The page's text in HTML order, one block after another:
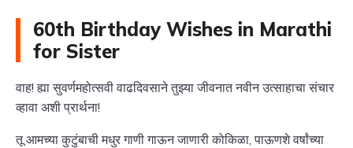
60th Birthday Wishes in Marathi
for Sister
वाह! ह्या सुवर्णमहोत्सवी वाढदिवसाने तुझ्या जीवनात नवीन उत्साहाचा संचार
व्हावा अशी प्रार्थना!
तू आमच्या कुटुंबाची मधुर गाणी गाऊन जाणारी कोकिळा, पाऊणशे वर्षांच्या